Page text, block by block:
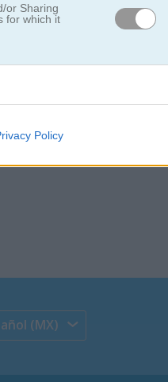
or Sharing
for which it
Policy
(MX)